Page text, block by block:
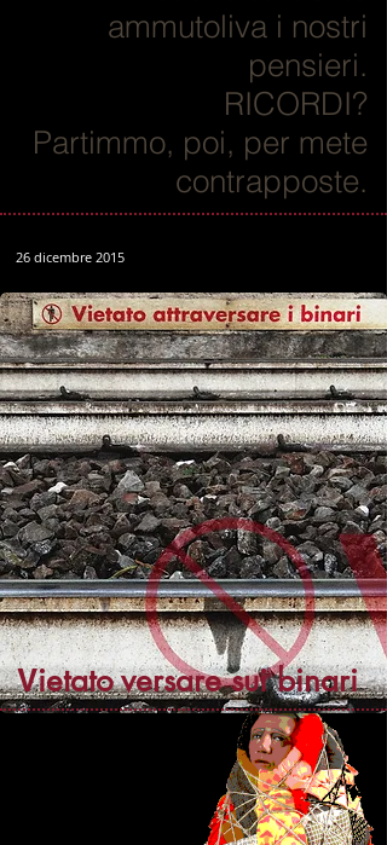
ammutoliva i nostri
pensieri.
RICORDI?
Partimmo, poi, per mete
contrapposte.
26 dicembre 2015
versare sui binari
Vietato